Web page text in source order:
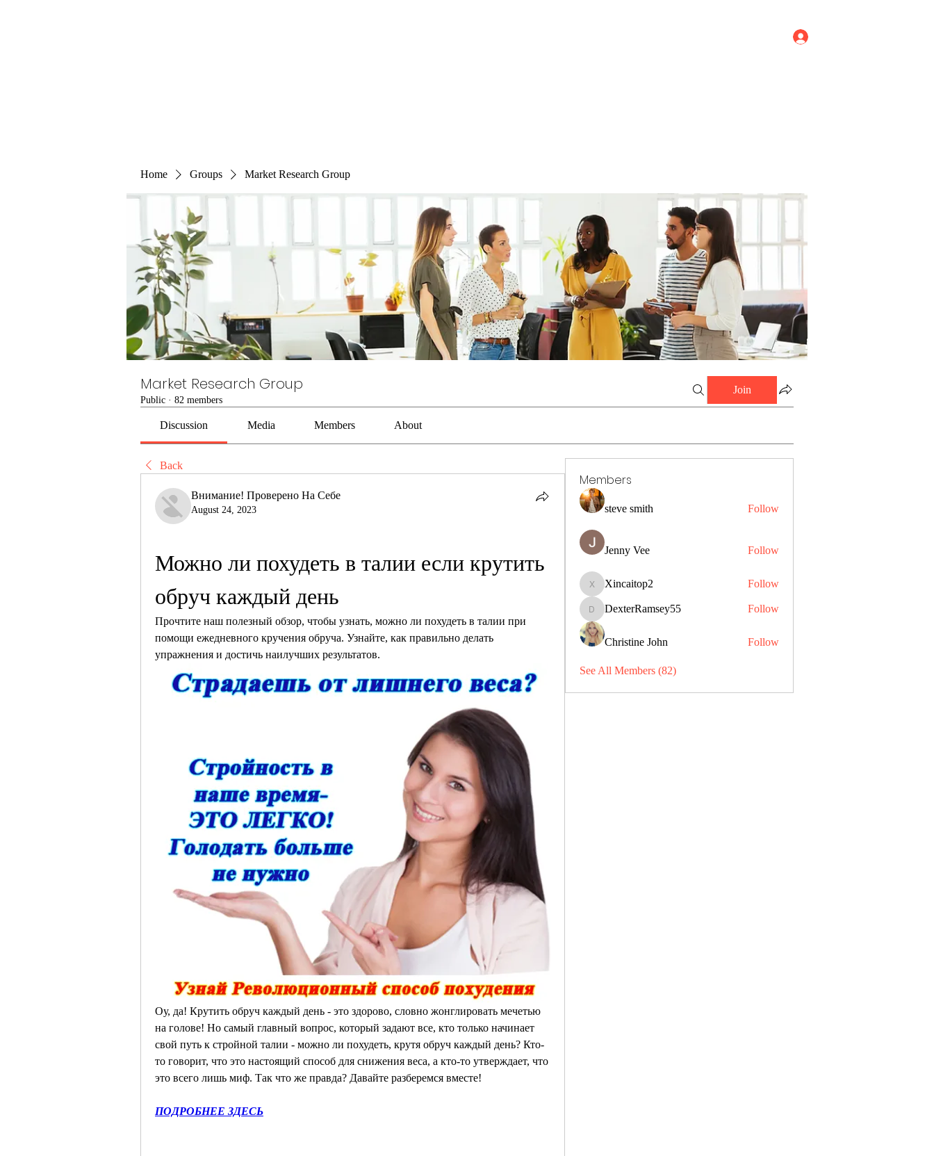
Home Groups Market Research Group
Market Research Group
Public · 82 members
Join
Discussion Media Members About
Back
Внимание! Проверено На Себе
August 24, 2023
Можно ли похудеть в талии если крутить
обруч каждый день
Прочтите наш полезный обзор, чтобы узнать, можно ли похудеть в талии при
помощи ежедневного кручения обруча. Узнайте, как правильно делать
упражнения и достичь наилучших результатов.
Оу, да! Крутить обруч каждый день - это здорово, словно жонглировать мечетью
на голове! Но самый главный вопрос, который задают все, кто только начинает
свой путь к стройной талии - можно ли похудеть, крутя обруч каждый день? Кто-
то говорит, что это настоящий способ для снижения веса, а кто-то утверждает, что
это всего лишь миф. Так что же правда? Давайте разберемся вместе!
ПОДРОБНЕЕ ЗДЕСЬ
Members
steve smith Follow
Jenny Vee Follow
Xincaitop2
Xincaitop2 Follow
DexterRamsey55
DexterRamsey55 Follow
Christine John Follow
See All Members (82)